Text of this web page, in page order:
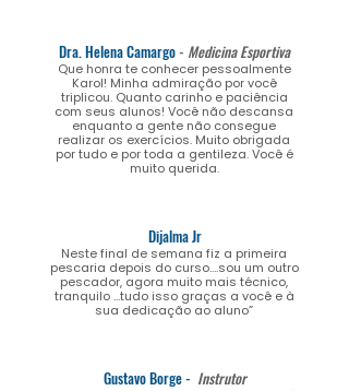
Dra. Helena Camargo- Medicina Esportiva
​Que honra te conhecer pessoalmente
Karol! Minha admiração por você
triplicou. Quanto carinho e paciência
com seus alunos! Você não descansa
enquanto a gente não consegue
realizar os exercícios. Muito obrigada
por tudo e por toda a gentileza. Você é
muito querida.
Dijalma Jr
Neste final de semana fiz a primeira
pescaria depois do curso….sou um outro
pescador, agora muito mais técnico,
tranquilo …tudo isso graças a você e à
sua dedicação ao aluno”
Gustavo Borge - Instrutor